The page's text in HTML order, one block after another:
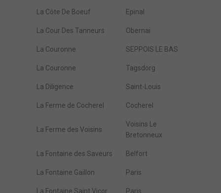
La Côte De Boeuf Epinal
La Cour Des Tanneurs Obernai
La Couronne SEPPOIS LE BAS
La Couronne Tagsdorg
La Diligence Saint-Louis
La Ferme de Cocherel Cocherel
La Ferme des Voisins
Voisins Le
Bretonneux
La Fontaine des Saveurs Belfort
La Fontaine Gaillon Paris
La Fontaine Saint Vicor Paris